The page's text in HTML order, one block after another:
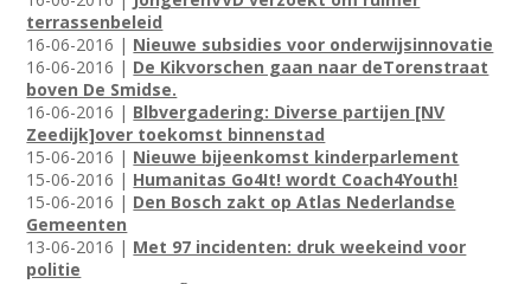
terrassenbeleid
16-06-2016 | Nieuwe subsidies voor onderwijsinnovatie
16-06-2016 | De Kikvorschen gaan naar deTorenstraat
boven De Smidse.
16-06-2016 | Blbvergadering: Diverse partijen [NV
Zeedijk]over toekomst binnenstad
15-06-2016 | Nieuwe bijeenkomst kinderparlement
15-06-2016 | Humanitas Go4It! wordt Coach4Youth!
15-06-2016 | Den Bosch zakt op Atlas Nederlandse
Gemeenten
13-06-2016 | Met 97 incidenten: druk weekeind voor
politie